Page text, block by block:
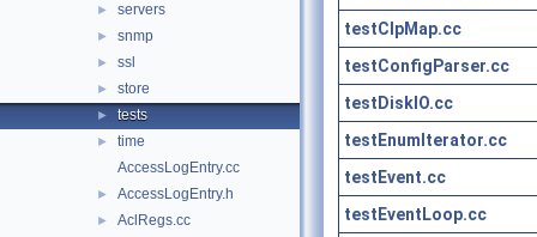
► servers
► snmp
► ssl
► store
► tests
►
time
AccessLogEntry.cc
► AccessLogEntry.h
►
AclRegs.cc
testClpMap.cc
testConfigParser.cc
testDiskIO.cc
testEnumIterator.cc
testEvent.cc
testEventLoop.cc